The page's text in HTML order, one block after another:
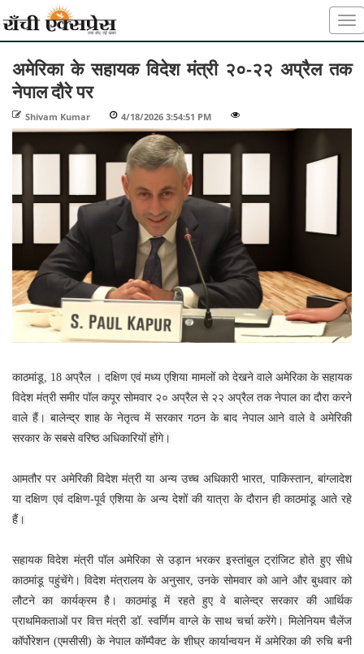
अमेरिका के सहायक विदेश मंत्री २०-२२ अप्रैल तक
नेपाल दौरे पर
Shivam Kumar 4/18/2026 3:54:51 PM
काठमांडू, 18 अप्रैल । दक्षिण एवं मध्य एशिया मामलों को देखने वाले अमेरिका के सहायक
विदेश मंत्री समीर पॉल कपूर सोमवार २० अप्रैल से २२ अप्रैल तक नेपाल का दौरा करने
वाले हैं। बालेन्द्र शाह के नेतृत्व में सरकार गठन के बाद नेपाल आने वाले वे अमेरिकी
सरकार के सबसे वरिष्ठ अधिकारियों होंगे।
आमतौर पर अमेरिकी विदेश मंत्री या अन्य उच्च अधिकारी भारत, पाकिस्तान, बांग्लादेश
या दक्षिण एवं दक्षिण-पूर्व एशिया के अन्य देशों की यात्रा के दौरान ही काठमांडू आते रहे
हैं।
सहायक विदेश मंत्री पॉल अमेरिका से उड़ान भरकर इस्तांबुल ट्रांजिट होते हुए सीधे
काठमांडू पहुंचेंगे। विदेश मंत्रालय के अनुसार, उनके सोमवार को आने और बुधवार को
लौटने का कार्यक्रम है। काठमांडू में रहते हुए वे बालेन्द्र सरकार की आर्थिक
प्राथमिकताओं पर वित्त मंत्री डॉ. स्वर्णिम वाग्ले के साथ चर्चा करेंगे। मिलेनियम चैलेंज
कॉर्पोरेशन (एमसीसी) के नेपाल कॉम्पैक्ट के शीघ्र कार्यान्वयन में अमेरिका की रुचि बनी